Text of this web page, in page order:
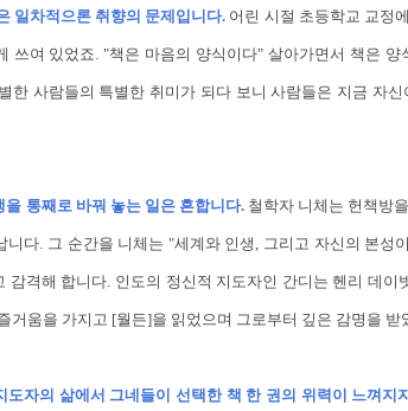
일차적으론 취향의 문제입니다. 어린 시절 초등학교 교정
쓰여 있었죠. "책은 마음의 양식이다" 살아가면서 책은 양
한 사람들의 특별한 취미가 되다 보니 사람들은 지금 자
을 통째로 바꿔 놓는 일은 흔합니다. 철학자 니체는 헌책방
니다. 그 순간을 니체는 "세계와 인생, 그리고 자신의 본성
감격해 합니다. 인도의 정신적 지도자인 간디는 헨리 데이
거움을 가지고 [월든]을 읽었으며 그로부터 깊은 감명을 받
도자의 삶에서 그네들이 선택한 책 한 권의 위력이 느껴지